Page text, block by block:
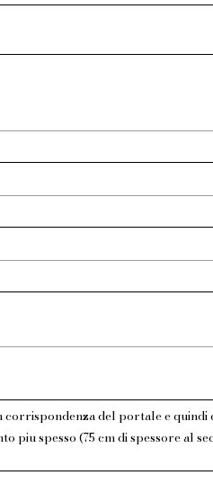
corrispondenza del portale e
piu spesso (75 cm di spessore al